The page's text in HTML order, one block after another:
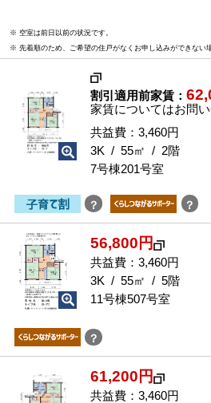
な
を
選
択
す
る
※ 空室は前日以前の状況です。
※ 先着順のため、ご希望の住戸がなくお申し込みができない
割引適用前家賃：
家賃についてはお問
共益費：3,460円
3K / 55㎡ / 2階
7号棟201号室
？ ？
56,800円
共益費：3,460円
3K / 55㎡ / 5階
11号棟507号室
？
61,200円
共益費：3,460円